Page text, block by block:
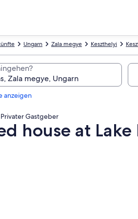
Keszthelyi
Zala megye
Ungarn
anzeigen
Privater Gastgeber
house at